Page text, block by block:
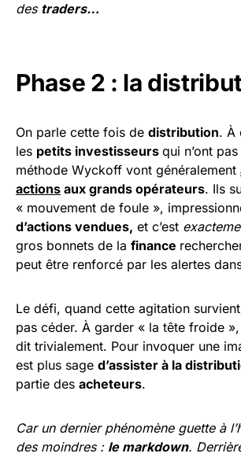
des traders…
Phase 2 : la
On parle cette fois de distribution. À
les petits investisseurs qui n’ont
méthode Wyckoff vont généralement
actions aux grands opérateurs. Ils
« mouvement de foule »,
d’actions vendues, et c’est
gros bonnets de la finance
peut être renforcé par les alertes
Le défi, quand cette agitation
pas céder. À garder « la tête froide
dit trivialement. Pour invoquer une
est plus sage d’assister à la
partie des acheteurs.
Car un dernier phénomène guette à
des moindres : le markdown.